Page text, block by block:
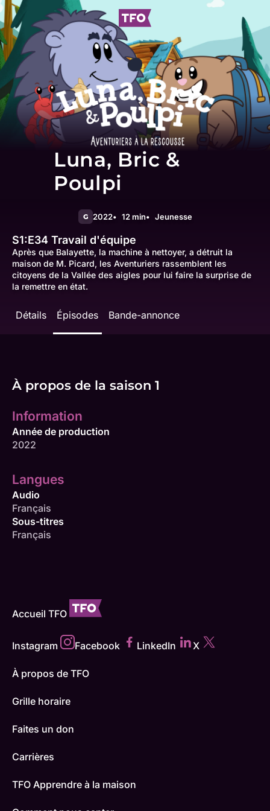
Luna, Bric &
Poulpi
G 2022 12 min Jeunesse
S1:E34 Travail d'équipe
Après que Balayette, la machine à nettoyer, a détruit la
maison de M. Picard, les Aventuriers rassemblent les
citoyens de la Vallée des aigles pour lui faire la surprise de
la remettre en état.
Détails Épisodes Bande-annonce
À propos de la saison 1
Information
Année de production
2022
Langues
Audio
Français
Sous-titres
Français
Accueil TFO
Instagram Facebook LinkedIn X
À propos de TFO
Grille horaire
Faites un don
Carrières
TFO Apprendre à la maison